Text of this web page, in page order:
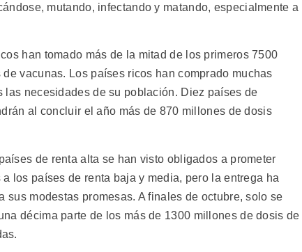
mutando, infectando y matando, especialmente a
han tomado más de la mitad de los primeros 7500
vacunas. Los países ricos han comprado muchas
las necesidades de su población. Diez países de
al concluir el año más de 870 millones de dosis
de renta alta se han visto obligados a prometer
los países de renta baja y media, pero la entrega ha
sus modestas promesas. A finales de octubre, solo se
décima parte de los más de 1300 millones de dosis de